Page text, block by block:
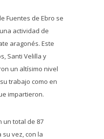
Fuentes de Ebro se
actividad de
aragonés. Este
Santi Velilla y
un altísimo nivel
trabajo como en
impartieron.
un total de 87
vez, con la